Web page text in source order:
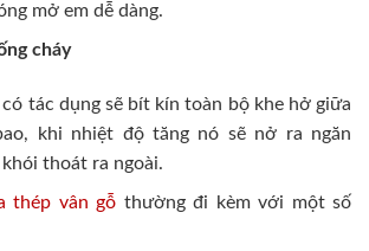
mở em dễ dàng.
cháy
tác dụng sẽ bít kín toàn bộ khe hở giữa
khi nhiệt độ tăng nó sẽ nở ra ngăn
thoát ra ngoài.
thép vân gỗ thường đi kèm với một số